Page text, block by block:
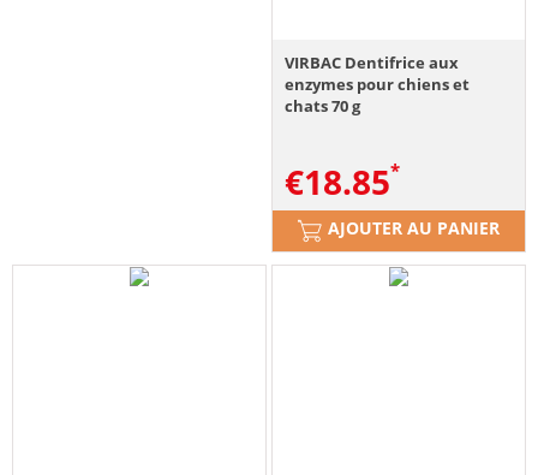
VIRBAC Dentifrice aux
enzymes pour chiens et
chats 70 g
€18.85
AJOUTER AU PANIER